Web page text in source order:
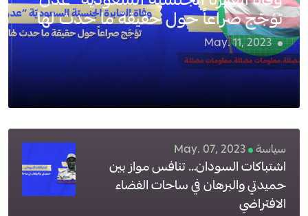
تؤجّج صراعاً حول حقيقة ما حدث لها
May. 11, 2023
سياسة May. 07, 2023
اشتباكات السودان… تنافس مواز بين
حميدتي والبرهان في ساحات الفضاء
الافتراضي